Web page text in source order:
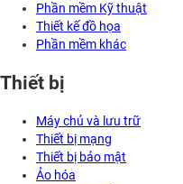
Phần mềm Kỹ thuật
Thiết kế đồ họa
Phần mềm khác
Thiết bị
Máy chủ và lưu trữ
Thiết bị mạng
Thiết bị bảo mật
Ảo hóa